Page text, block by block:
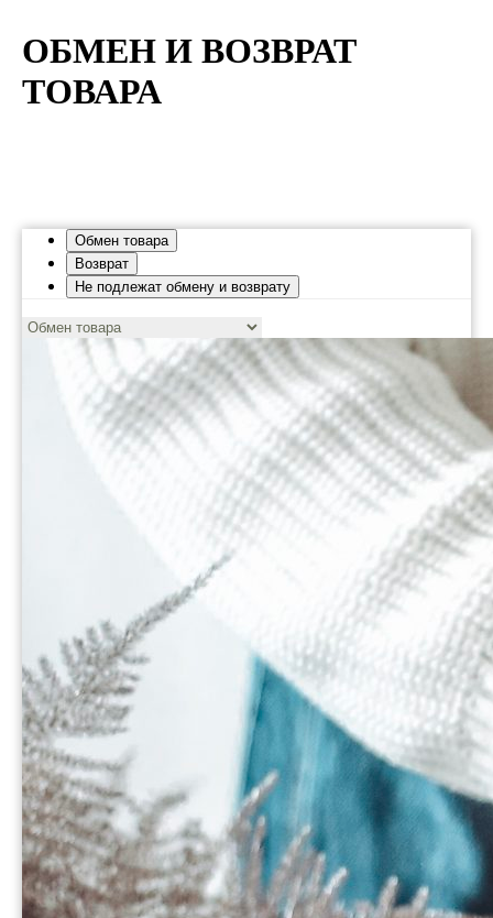
ОБМЕН И ВОЗВРАТ
ТОВАРА
Обмен товара
Возврат
Не подлежат обмену и возврату